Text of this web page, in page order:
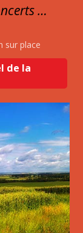
…
sur place
de la